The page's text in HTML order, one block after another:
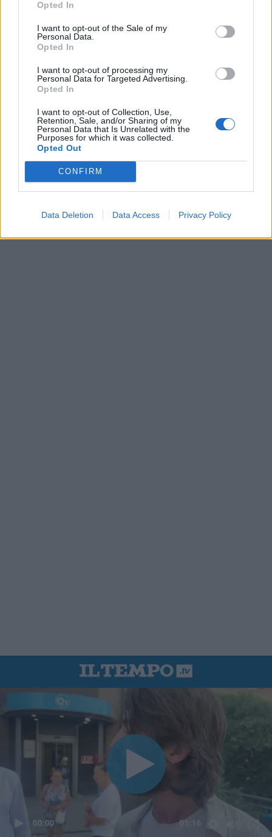
Opted In
I want to opt-out of the Sale of my
Personal Data.
Opted In
I want to opt-out of processing my
Personal Data for Targeted Advertising.
Opted In
I want to opt-out of Collection, Use,
Retention, Sale, and/or Sharing of my
Personal Data that Is Unrelated with the
Purposes for which it was collected.
Opted Out
CONFIRM
Data Deletion Data Access Privacy Policy
In evidenza
00:00 01:16